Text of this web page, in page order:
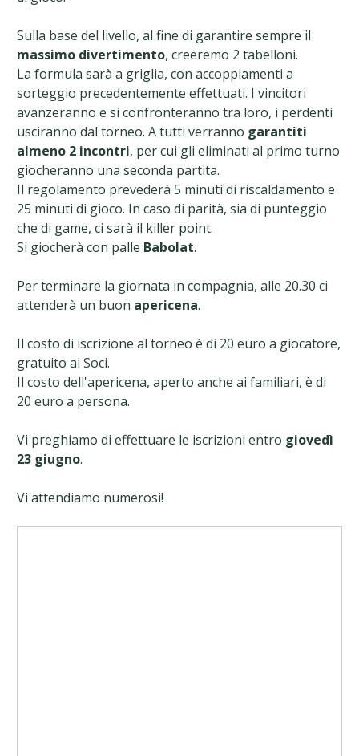
Sulla base del livello, al fine di garantire sempre il
massimo divertimento, creeremo 2 tabelloni.
La formula sarà a griglia, con accoppiamenti a
sorteggio precedentemente effettuati. I vincitori
avanzeranno e si confronteranno tra loro, i perdenti
usciranno dal torneo. A tutti verranno garantiti
almeno 2 incontri, per cui gli eliminati al primo turno
giocheranno una seconda partita.
Il regolamento prevederà 5 minuti di riscaldamento e
25 minuti di gioco. In caso di parità, sia di punteggio
che di game, ci sarà il killer point.
Si giocherà con palle Babolat.
Per terminare la giornata in compagnia, alle 20.30 ci
attenderà un buon apericena.
Il costo di iscrizione al torneo è di 20 euro a giocatore,
gratuito ai Soci.
Il costo dell'apericena, aperto anche ai familiari, è di
20 euro a persona.
Vi preghiamo di effettuare le iscrizioni entro giovedì
23 giugno.
Vi attendiamo numerosi!